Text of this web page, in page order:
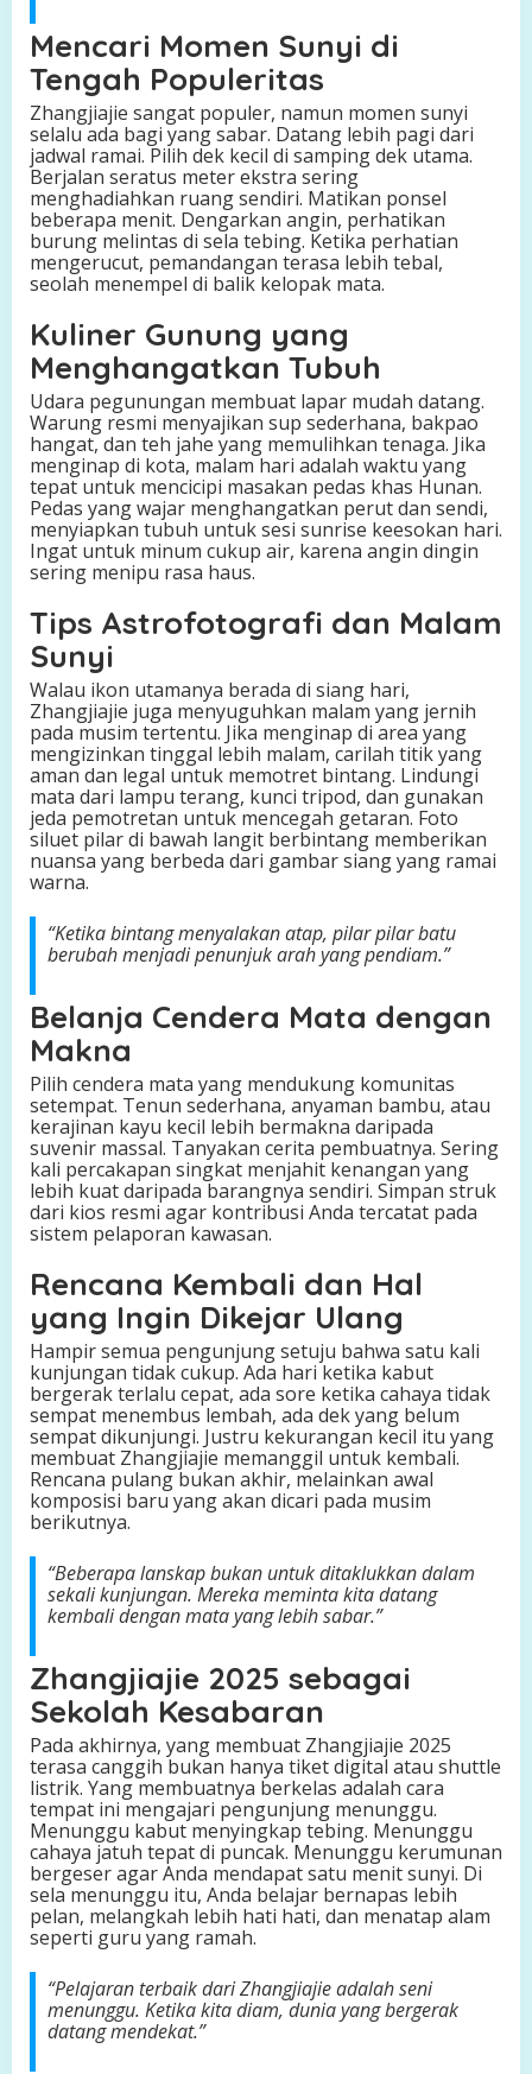
Mencari Momen Sunyi di
Tengah Populeritas
Zhangjiajie sangat populer, namun momen sunyi
selalu ada bagi yang sabar. Datang lebih pagi dari
jadwal ramai. Pilih dek kecil di samping dek utama.
Berjalan seratus meter ekstra sering
menghadiahkan ruang sendiri. Matikan ponsel
beberapa menit. Dengarkan angin, perhatikan
burung melintas di sela tebing. Ketika perhatian
mengerucut, pemandangan terasa lebih tebal,
seolah menempel di balik kelopak mata.
Kuliner Gunung yang
Menghangatkan Tubuh
Udara pegunungan membuat lapar mudah datang.
Warung resmi menyajikan sup sederhana, bakpao
hangat, dan teh jahe yang memulihkan tenaga. Jika
menginap di kota, malam hari adalah waktu yang
tepat untuk mencicipi masakan pedas khas Hunan.
Pedas yang wajar menghangatkan perut dan sendi,
menyiapkan tubuh untuk sesi sunrise keesokan hari.
Ingat untuk minum cukup air, karena angin dingin
sering menipu rasa haus.
Tips Astrofotografi dan Malam
Sunyi
Walau ikon utamanya berada di siang hari,
Zhangjiajie juga menyuguhkan malam yang jernih
pada musim tertentu. Jika menginap di area yang
mengizinkan tinggal lebih malam, carilah titik yang
aman dan legal untuk memotret bintang. Lindungi
mata dari lampu terang, kunci tripod, dan gunakan
jeda pemotretan untuk mencegah getaran. Foto
siluet pilar di bawah langit berbintang memberikan
nuansa yang berbeda dari gambar siang yang ramai
warna.
“Ketika bintang menyalakan atap, pilar pilar batu
berubah menjadi penunjuk arah yang pendiam.”
Belanja Cendera Mata dengan
Makna
Pilih cendera mata yang mendukung komunitas
setempat. Tenun sederhana, anyaman bambu, atau
kerajinan kayu kecil lebih bermakna daripada
suvenir massal. Tanyakan cerita pembuatnya. Sering
kali percakapan singkat menjahit kenangan yang
lebih kuat daripada barangnya sendiri. Simpan struk
dari kios resmi agar kontribusi Anda tercatat pada
sistem pelaporan kawasan.
Rencana Kembali dan Hal
yang Ingin Dikejar Ulang
Hampir semua pengunjung setuju bahwa satu kali
kunjungan tidak cukup. Ada hari ketika kabut
bergerak terlalu cepat, ada sore ketika cahaya tidak
sempat menembus lembah, ada dek yang belum
sempat dikunjungi. Justru kekurangan kecil itu yang
membuat Zhangjiajie memanggil untuk kembali.
Rencana pulang bukan akhir, melainkan awal
komposisi baru yang akan dicari pada musim
berikutnya.
“Beberapa lanskap bukan untuk ditaklukkan dalam
sekali kunjungan. Mereka meminta kita datang
kembali dengan mata yang lebih sabar.”
Zhangjiajie 2025 sebagai
Sekolah Kesabaran
Pada akhirnya, yang membuat Zhangjiajie 2025
terasa canggih bukan hanya tiket digital atau shuttle
listrik. Yang membuatnya berkelas adalah cara
tempat ini mengajari pengunjung menunggu.
Menunggu kabut menyingkap tebing. Menunggu
cahaya jatuh tepat di puncak. Menunggu kerumunan
bergeser agar Anda mendapat satu menit sunyi. Di
sela menunggu itu, Anda belajar bernapas lebih
pelan, melangkah lebih hati hati, dan menatap alam
seperti guru yang ramah.
“Pelajaran terbaik dari Zhangjiajie adalah seni
menunggu. Ketika kita diam, dunia yang bergerak
datang mendekat.”